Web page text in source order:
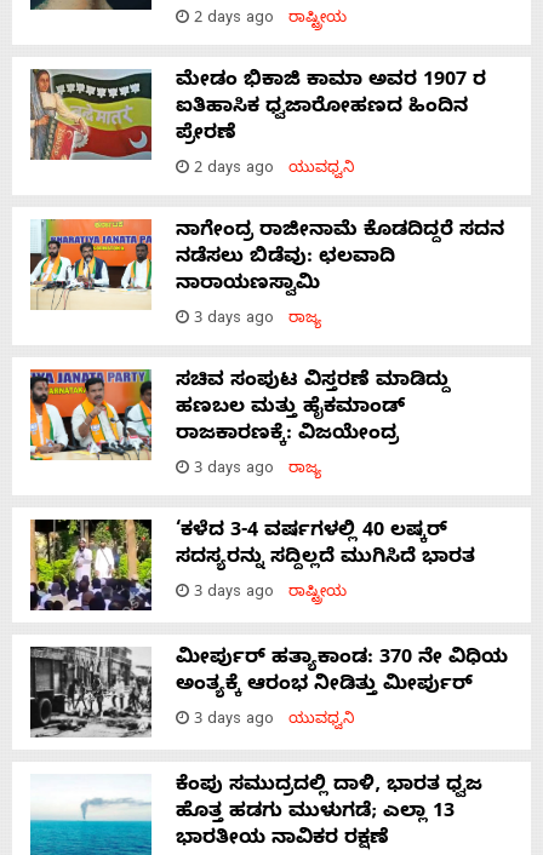
2 days ago ರಾಷ್ಟ್ರೀಯ
ಮೇಡಂ ಭಿಕಾಜಿ ಕಾಮಾ ಅವರ 1907 ರ
ಐತಿಹಾಸಿಕ ಧ್ವಜಾರೋಹಣದ ಹಿಂದಿನ
ಪ್ರೇರಣೆ
2 days ago ಯುವಧ್ವನಿ
ನಾಗೇಂದ್ರ ರಾಜೀನಾಮೆ ಕೊಡದಿದ್ದರೆ ಸದನ
ನಡೆಸಲು ಬಿಡೆವು: ಛಲವಾದಿ
ನಾರಾಯಣಸ್ವಾಮಿ
3 days ago ರಾಜ್ಯ
ಸಚಿವ ಸಂಪುಟ ವಿಸ್ತರಣೆ ಮಾಡಿದ್ದು
ಹಣಬಲ ಮತ್ತು ಹೈಕಮಾಂಡ್
ರಾಜಕಾರಣಕ್ಕೆ: ವಿಜಯೇಂದ್ರ
3 days ago ರಾಜ್ಯ
‘ಕಳೆದ 3-4 ವರ್ಷಗಳಲ್ಲಿ 40 ಲಷ್ಕರ್
ಸದಸ್ಯರನ್ನು ಸದ್ದಿಲ್ಲದೆ ಮುಗಿಸಿದೆ ಭಾರತ
3 days ago ರಾಷ್ಟ್ರೀಯ
ಮೀರ್ಪುರ್ ಹತ್ಯಾಕಾಂಡ: 370 ನೇ ವಿಧಿಯ
ಅಂತ್ಯಕ್ಕೆ ಆರಂಭ ನೀಡಿತ್ತು ಮೀರ್ಪುರ್
3 days ago ಯುವಧ್ವನಿ
ಕೆಂಪು ಸಮುದ್ರದಲ್ಲಿ ದಾಳಿ, ಭಾರತ ಧ್ವಜ
ಹೊತ್ತ ಹಡಗು ಮುಳುಗಡೆ; ಎಲ್ಲಾ 13
ಭಾರತೀಯ ನಾವಿಕರ ರಕ್ಷಣೆ